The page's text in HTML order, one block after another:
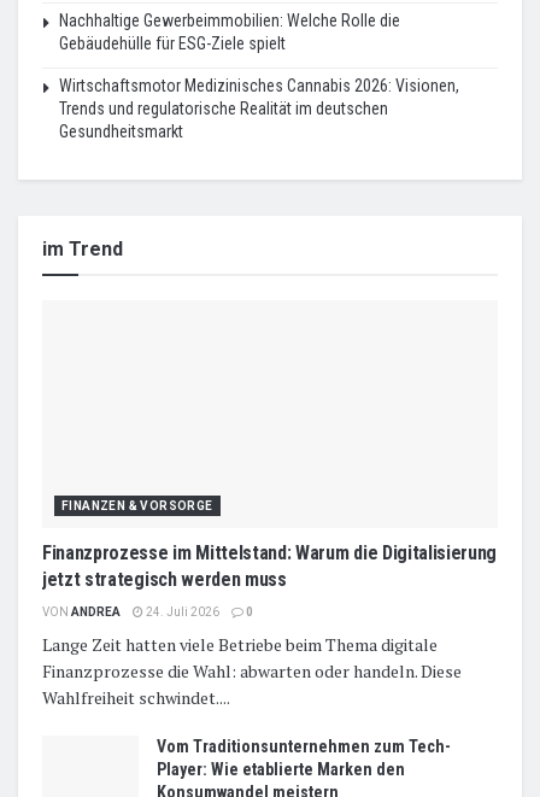
Nachhaltige Gewerbeimmobilien: Welche Rolle die
Gebäudehülle für ESG-Ziele spielt
Wirtschaftsmotor Medizinisches Cannabis 2026: Visionen,
Trends und regulatorische Realität im deutschen
Gesundheitsmarkt
im Trend
FINANZEN & VORSORGE
Finanzprozesse im Mittelstand: Warum die Digitalisierung
jetzt strategisch werden muss
VON ANDREA 24. Juli 2026 0
Lange Zeit hatten viele Betriebe beim Thema digitale
Finanzprozesse die Wahl: abwarten oder handeln. Diese
Wahlfreiheit schwindet....
Vom Traditionsunternehmen zum Tech-
Player: Wie etablierte Marken den
Konsumwandel meistern